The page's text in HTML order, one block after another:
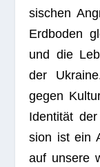
si­schen
Erd­bo­den
und die
der
gegen
Iden­ti­tät
sion ist ein
auf unsere